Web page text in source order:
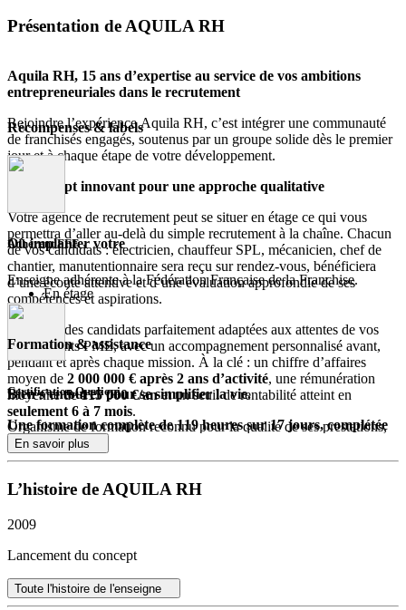
Présentation de AQUILA RH
Aquila RH, 15 ans d’expertise au service de vos ambitions
entrepreneuriales dans le recrutement
Rejoindre l’expérience Aquila RH, c’est intégrer une communauté
de franchisés engagés, soutenus par un groupe solide dès le premier
jour et à chaque étape de votre développement.
Un concept innovant pour une approche qualitative
Votre agence de recrutement peut se situer en étage ce qui vous
permettra d’aller au-delà du simple recrutement à la chaîne. Chacun
de vos candidats : électricien, chauffeur SPL, mécanicien, chef de
chantier, manutentionnaire sera reçu sur rendez-vous, bénéficiera
d’une écoute attentive et d’une évaluation approfondie de ses
compétences et aspirations.
Résultat : des candidats parfaitement adaptées aux attentes de vos
futurs clients PME, avec un accompagnement personnalisé avant,
pendant et après chaque mission. À la clé : un chiffre d’affaires
moyen de 2 000 000 € après 2 ans d’activité, une rémunération
moyenne de115 000 €/anet un seuil de rentabilité atteint en
seulement 6 à 7 mois.
Un modèle digital pensé pour votre réussite
par plus de80 experts tech: documents dématérialisés, signature
millions de candidats actifs.
Vous avez tout en main pour sourcer les profils techniques les
Un réseau soudé où l’entraide est une force
Récompenses & labels
Adhérent FFF
Enseigne adhérente à la Fédération Française de la Franchise.
Certification Qualiopi
Organisme de formation reconnu pour la qualité de ses prestations,
conforme aux exigences du Référentiel National Qualité en France.
Où implanter votre
En étage
Formation & assistance
Bien s’entourer pour se simplifier la vie.
Une formation complète de 119 heures sur 17 jours, complétée
par 70 modules e-learning :
Gestion financière et administration
Expertise métiers
Un support disponible toute la journée :
Communication, Juridique, Finance et Informatique d’Aquila RH
En savoir plus
L’histoire de AQUILA RH
2009
Lancement du concept
Toute l'histoire de l'enseigne